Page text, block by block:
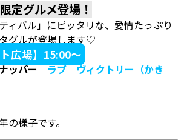
グルメ登場！
ィバル」にピッタリな、愛情たっぷり
グルが登場します♡
広場】15:00～
ナッパーラブ ヴィクトリー（かき
様子です。